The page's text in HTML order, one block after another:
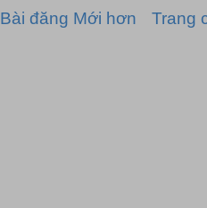
Bài đăng Mới hơn Trang